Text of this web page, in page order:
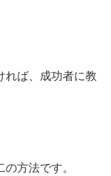
れば、成功者に教
方法です。